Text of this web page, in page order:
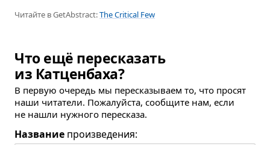
Читайте в GetAbstract:The Critical Few
Что ещё пересказать
из Катценбаха?
В первую очередь мы пересказываем то, что просят
наши читатели. Пожалуйста, сообщите нам, если
не нашли нужного пересказа.
Название произведения: